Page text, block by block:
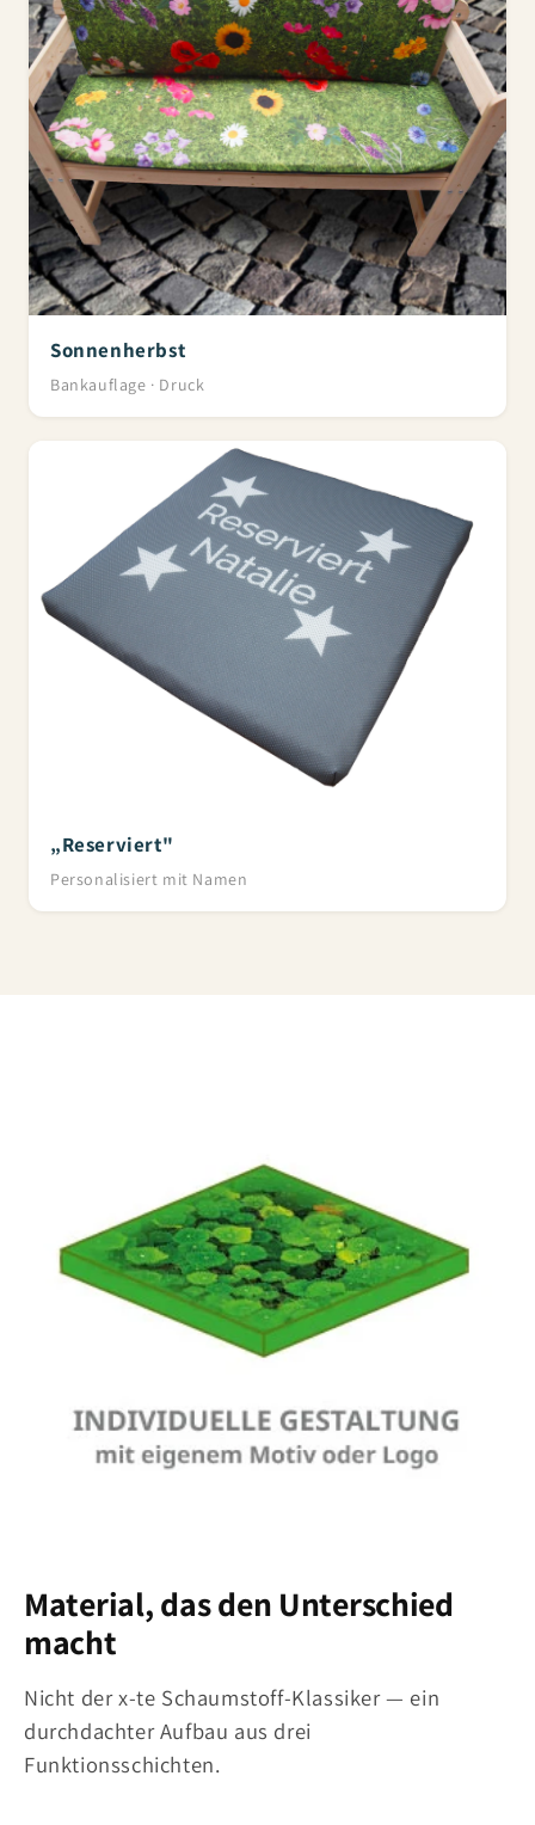
Sonnenherbst
Bankauflage · Druck
„Reserviert"
Personalisiert mit Namen
Material, das den Unterschied
macht
Nicht der x-te Schaumstoff-Klassiker — ein
durchdachter Aufbau aus drei
Funktionsschichten.